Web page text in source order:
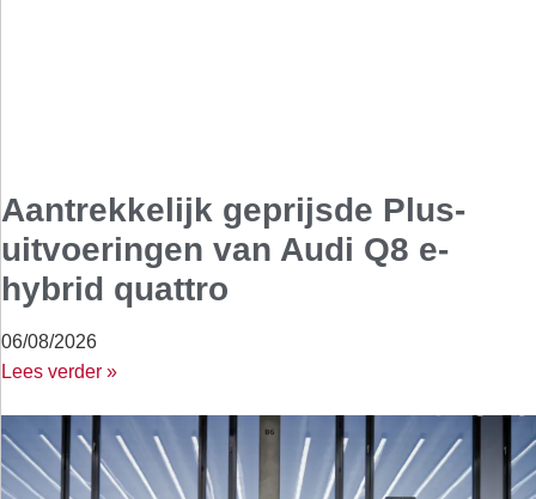
Aantrekkelijk geprijsde Plus-
uitvoeringen van Audi Q8 e-
hybrid quattro
06/08/2026
Lees verder »